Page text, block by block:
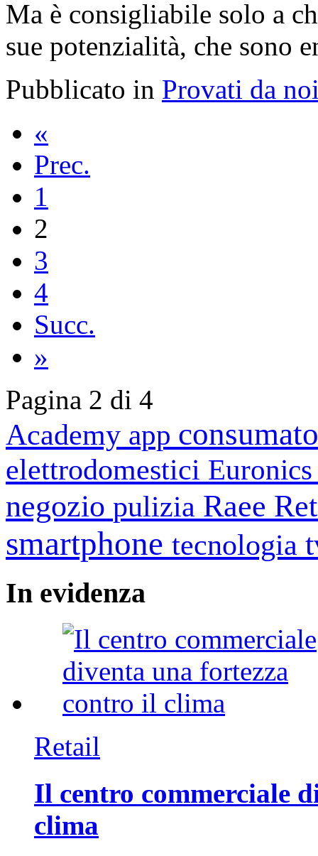
Ma è consigliabile solo a
sue potenzialità, che sono
Pubblicato in Provati da
«
Prec.
1
2
3
4
Succ.
»
Pagina 2 di 4
Academy app
elettrodomestici
negozio pulizia Raee
smartphone tecnologia
In evidenza
Retail
Il centro commerciale
clima